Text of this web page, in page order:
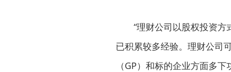
“理财公司以股权投资方
已积累较多经验。理财公司
（GP）和标的企业方面多